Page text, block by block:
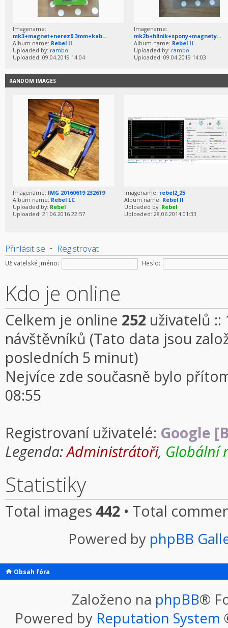
Imagename:
mk3+magnet+nerez0.3mm+kab...
Album name: Rebel II
Uploaded by: rambo
Uploaded: 09.04.2019 14:04
Imagename:
mk2b+hlinik+spony+magnety...
Album name: Rebel II
Uploaded by: rambo
Uploaded: 09.04.2019 14:03
RANDOM IMAGES
Imagename: IMG 20160619 232619
Album name: Rebel LC
Uploaded by: Rebel
Uploaded: 21.06.2016 22:57
Imagename: rebel2_25
Album name: Rebel II
Uploaded by: Rebel
Uploaded: 28.06.2014 01:33
Přihlásit se • Registrovat
Uživatelské jméno: Heslo:
Kdo je online
Celkem je online 252 uživatelů ::
návštěvníků (Tato data jsou
posledních 5 minut)
Nejvíce zde současně bylo
08:55
Registrovaní uživatelé: Google
Legenda:Administrátoři, Globální
Statistiky
Total images 442 • Total
Powered by phpBB
Obsah fóra
Založeno na phpBB®
Powered by Reputation System